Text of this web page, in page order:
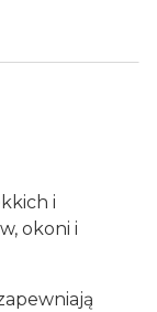
i
okoni i